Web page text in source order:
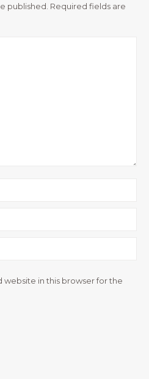
published. Required fields are
website in this browser for the